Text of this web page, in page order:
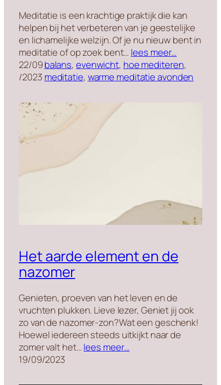
Meditatie is een krachtige praktijk die kan
helpen bij het verbeteren van je geestelijke
en lichamelijke welzijn. Of je nu nieuw bent in
meditatie of op zoek bent… lees meer…
22/09
/2023
balans, evenwicht, hoe mediteren
meditatie, warme meditatie avonden
Het aarde element en de
nazomer
Genieten, proeven van het leven en de
vruchten plukken. Lieve lezer, Geniet jij ook
zo van de nazomer-zon?Wat een geschenk!
Hoewel iedereen steeds uitkijkt naar de
zomer valt het…lees meer…
19/09/2023